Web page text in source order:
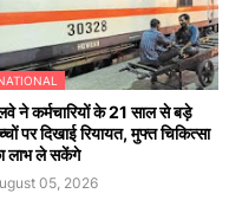
ने कर्मचारियों के 21 साल से बड़े
पर दिखाई रियायत, मुफ्त चिकित्सा
लाभ ले सकेंगे
05, 2026